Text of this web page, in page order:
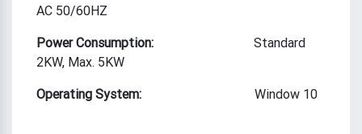
AC 50/60HZ
Power Consumption: Standard
2KW, Max. 5KW
Operating System: Window 10